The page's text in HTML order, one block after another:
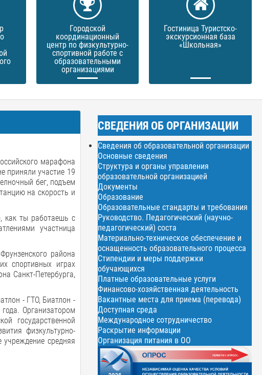
Городской
координационный
центр по физкультурно-
спортивной работе с
образовательными
организациями
Гостиница Туристско-
экскурсионная база
«Школьная»
марафона
приняли участие 19
бег, подъем
на скорость и
как ты работаешь с
участница
района
спортивных играх
Санкт-Петербурга,
- ГТО, Биатлон -
Организатором
государственной
физкультурно-
учреждение средняя
СВЕДЕНИЯ ОБ ОРГАНИЗАЦИИ
Сведения об образовательной организации
Основные сведения
Структура и органы управления
образовательной организацией
Документы
Образование
Образовательные стандарты и требования
Руководство. Педагогический (научно-
педагогический) соста
Материально-техническое обеспечение и
оснащенность образовательного процесса
Стипендии и меры поддержки
обучающихся
Платные образовательные услуги
Финансово-хозяйственная деятельность
Вакантные места для приема (перевода)
Доступная среда
Международное сотрудничество
Раскрытие информации
Организация питания в ОО